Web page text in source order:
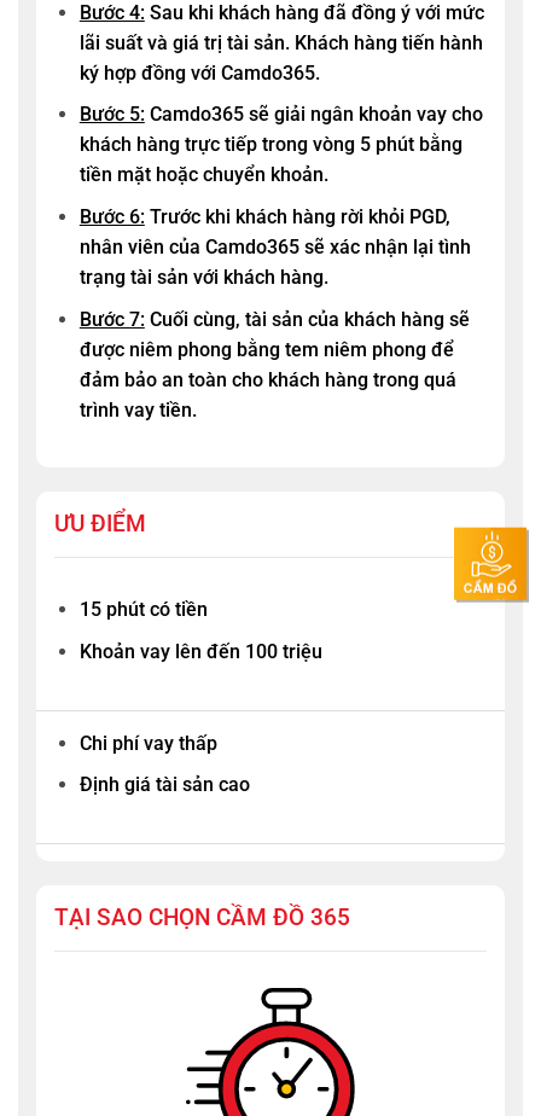
Bước 4: Sau khi khách hàng đã đồng ý với mức
lãi suất và giá trị tài sản. Khách hàng tiến hành
ký hợp đồng với Camdo365.
Bước 5: Camdo365sẽ giải ngân khoản vay cho
khách hàng trực tiếp trong vòng 5 phút bằng
tiền mặt hoặc chuyển khoản.
Bước 6: Trước khi khách hàng rời khỏi PGD,
nhân viên của Camdo365sẽ xác nhận lại tình
trạng tài sản với khách hàng.
Bước 7: Cuối cùng, tài sản của khách hàng sẽ
được niêm phong bằng tem niêm phong để
đảm bảo an toàn cho khách hàng trong quá
trình vay tiền.
ƯU ĐIỂM
15 phút có tiền
Khoản vay lên đến 100 triệu
Chi phí vay thấp
Định giá tài sản cao
TẠI SAO CHỌN CẦM ĐỒ 365